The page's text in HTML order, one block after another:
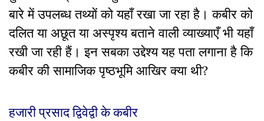
बारे में उपलब्ध तथ्यों को यहाँ रखा जा रहा है। कबीर को
दलित या अछूत या अस्पृश्य बताने वाली व्याख्याएँ भी यहाँ
रखी जा रही हैं। इन सबका उद्देश्य यह पता लगाना है कि
कबीर की सामाजिक पृष्ठभूमि आखिर क्या थी?
हजारी प्रसाद द्विवेद्वी के कबीर